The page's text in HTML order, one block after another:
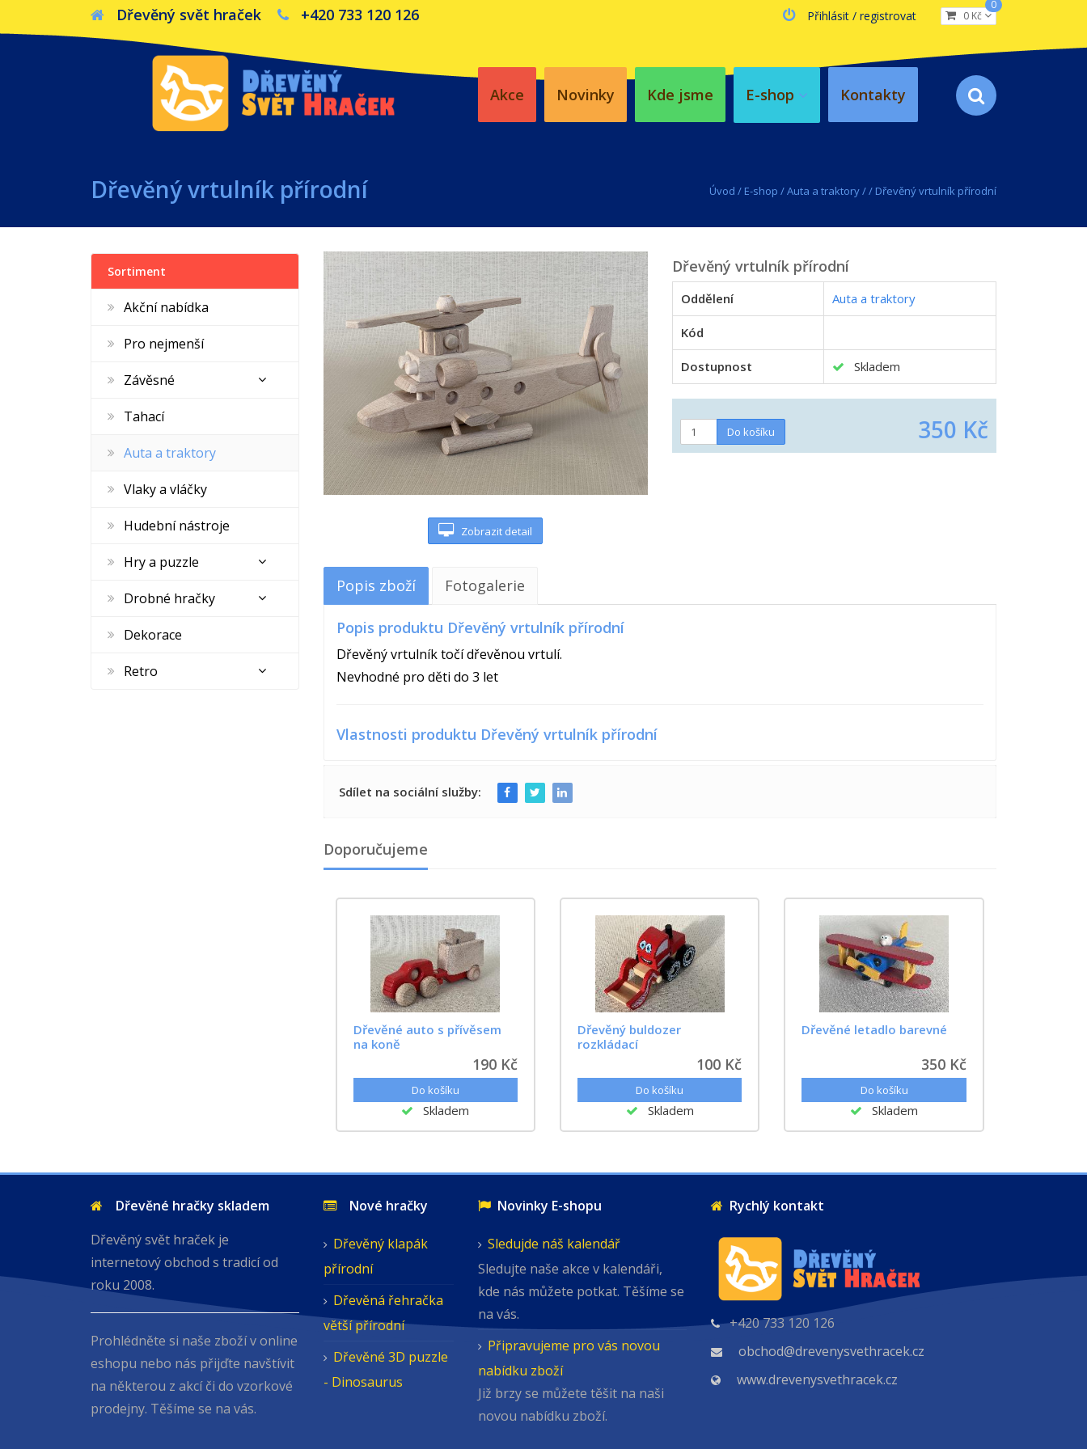
Dřevěný svět hraček +420 733 120 126 0 Kč
0
Přihlásit / registrovat
Akce Novinky Kde jsme E-shop Kontakty
Dřevěný vrtulník přírodní Úvod / E-shop /Auta a traktory// Dřevěný vrtulník přírodní
Zobrazit detail
Dřevěný vrtulník přírodní
Oddělení Auta a traktory
Kód
Dostupnost Skladem
350 Kč
Popis zboží Fotogalerie
Popis produktu Dřevěný vrtulník přírodní
Dřevěný vrtulník točí dřevěnou vrtulí.
Nevhodné pro děti do 3 let
Vlastnosti produktu Dřevěný vrtulník přírodní
Sdílet na sociální služby:
Doporučujeme
Dřevěné auto s přívěsem
na koně
190 Kč
Skladem
Dřevěný buldozer
rozkládací
100 Kč
Skladem
Dřevěné letadlo barevné
350 Kč
Skladem
Sortiment
Akční nabídka
Pro nejmenší
Závěsné
Tahací
Auta a traktory
Vlaky a vláčky
Hudební nástroje
Hry a puzzle
Drobné hračky
Dekorace
Retro
Dřevěné hračky skladem
Dřevěný svět hraček je
internetový obchod s tradicí od
roku 2008.
Prohlédněte si naše zboží v online
eshopu nebo nás přijďte navštívit
na některou z akcí či do vzorkové
prodejny. Těšíme se na vás.
Nové hračky
Dřevěný klapák
přírodní
Dřevěná řehračka
větší přírodní
Dřevěné 3D puzzle
- Dinosaurus
Novinky E-shopu
Sledujde náš kalendář
Sledujte naše akce v kalendáři,
kde nás můžete potkat. Těšíme se
na vás.
Připravujeme pro vás novou
nabídku zboží
Již brzy se můžete těšit na naši
novou nabídku zboží.
Rychlý kontakt
+420 733 120 126
obchod@drevenysvethracek.cz
www.drevenysvethracek.cz